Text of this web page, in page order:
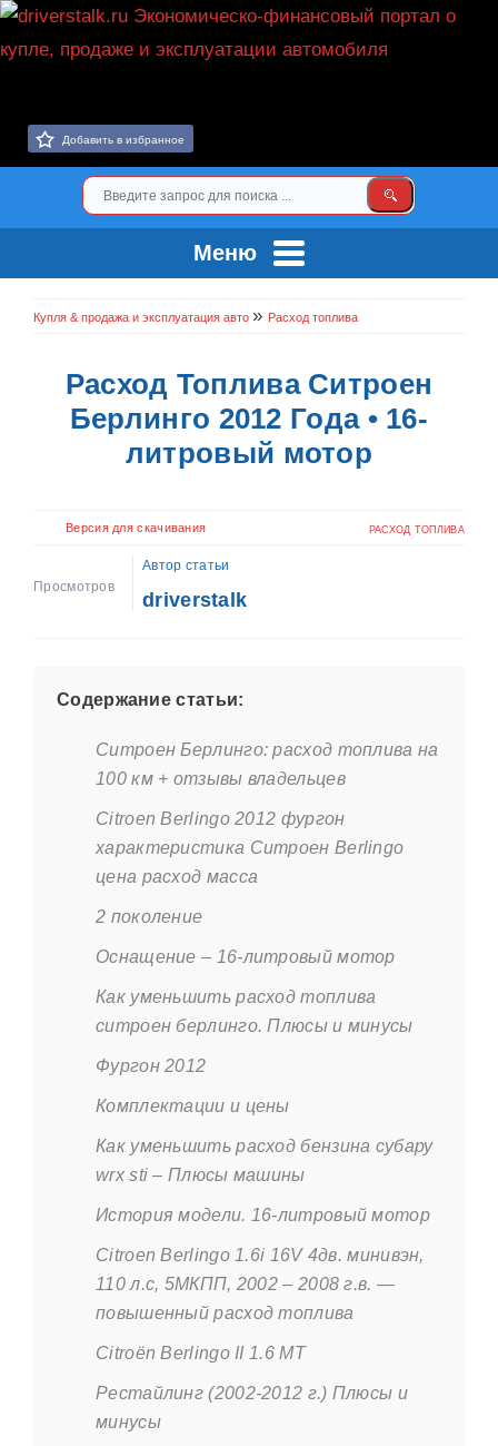
Добавить в избранное
Меню
Купля & продажа и эксплуатация авто » Расход топлива
Расход Топлива Ситроен
Берлинго 2012 Года • 16-
литровый мотор
Версия для скачивания РАСХОД ТОПЛИВА
Просмотров
Автор статьи
driverstalk
Содержание статьи:
Ситроен Берлинго: расход топлива на
100 км + отзывы владельцев
Citroen Berlingo 2012 фургон
характеристика Ситроен Berlingo
цена расход масса
2 поколение
Оснащение – 16-литровый мотор
Как уменьшить расход топлива
ситроен берлинго. Плюсы и минусы
Фургон 2012
Комплектации и цены
Как уменьшить расход бензина субару
wrx sti – Плюсы машины
История модели. 16-литровый мотор
Citroen Berlingo 1.6i 16V 4дв. минивэн,
110 л.с, 5МКПП, 2002 – 2008 г.в. —
повышенный расход топлива
Citroën Berlingo II 1.6 МТ
Рестайлинг (2002-2012 г.) Плюсы и
минусы